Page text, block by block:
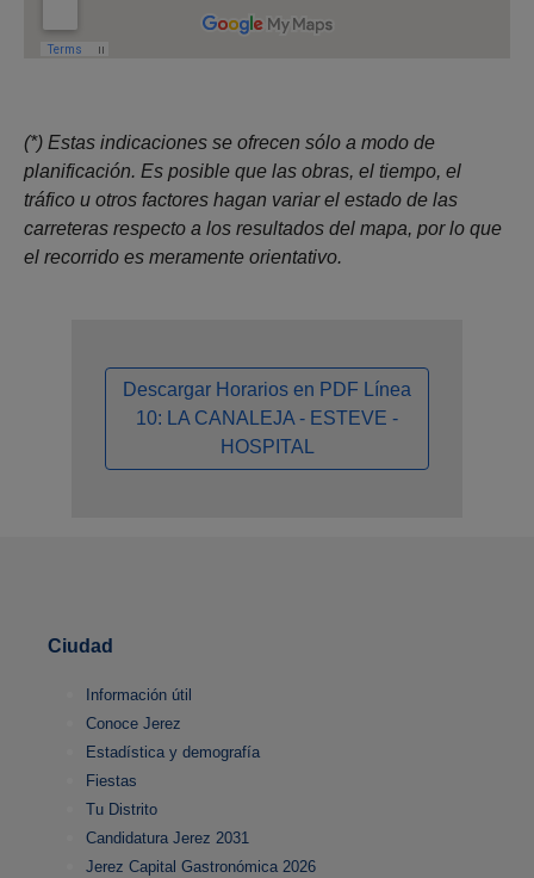
(*) Estas indicaciones se ofrecen sólo a modo de
planificación. Es posible que las obras, el tiempo, el
tráfico u otros factores hagan variar el estado de las
carreteras respecto a los resultados del mapa, por lo que
el recorrido es meramente orientativo.
Descargar Horarios en PDF Línea
10: LA CANALEJA - ESTEVE -
HOSPITAL
Ciudad
Información útil
Conoce Jerez
Estadística y demografía
Fiestas
Tu Distrito
Candidatura Jerez 2031
Jerez Capital Gastronómica 2026